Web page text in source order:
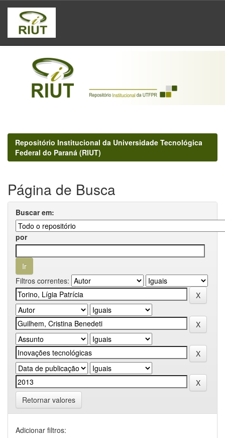
Skip
navigation
Repositório Institucional da Universidade Tecnológica
Federal do Paraná (RIUT)
Página de Busca
Buscar em:
por
Filtros correntes:
Retornar valores
Adicionar filtros: